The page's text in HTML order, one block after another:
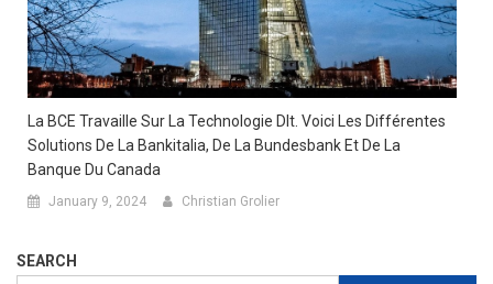
La BCE Travaille Sur La Technologie Dlt. Voici Les Différentes
Solutions De La Bankitalia, De La Bundesbank Et De La
Banque Du Canada
January 9, 2024 Christian Grolier
SEARCH